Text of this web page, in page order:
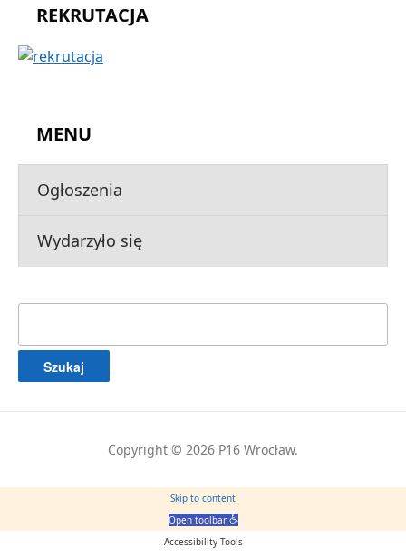
REKRUTACJA
MENU
Ogłoszenia
Wydarzyło się
Copyright © 2026 P16 Wrocław.
Skip to content
Open toolbar
Accessibility Tools